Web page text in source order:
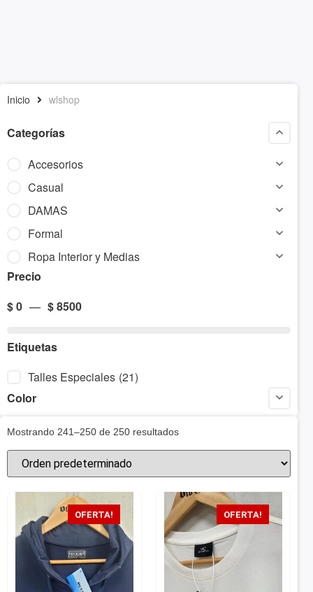
Inicio wlshop
Categorías
Accesorios
Casual
DAMAS
Formal
Ropa Interior y Medias
Precio
$0 — $8500
Etiquetas
Talles Especiales (21)
Color
Mostrando 241–250 de 250 resultados
OFERTA! OFERTA!